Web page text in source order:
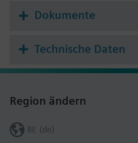
Dokumente
Technische Daten
Region ändern
BE (de)